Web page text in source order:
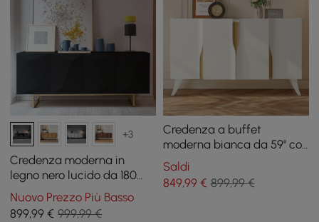
+3
Credenza moderna in
legno nero lucido da 180
cm con ante e ripiani
regolabili
Nuovo Prezzo Più Basso
899,99 € 999,99 €
Credenza a buffet
moderna bianca da 59" con
ante curve e ripiani
regolabili
Saldi
849,99€ 899,99 €